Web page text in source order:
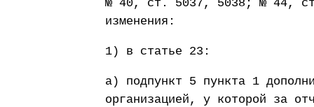
№ 40, ст. 5037, 5038; № 44,
изменения:
1) в статье 23:
а) подпункт 5 пункта 1
организацией, у которой за